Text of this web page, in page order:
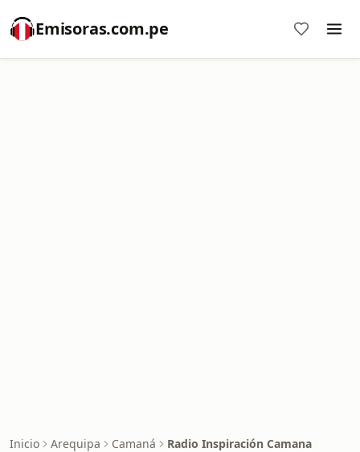
Emisoras.com.pe
Inicio Arequipa Camaná Radio Inspiración Camana